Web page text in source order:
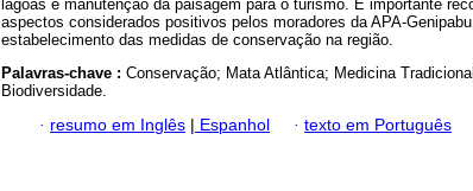
lagoas e manutenção da paisagem para o turismo. É importante
aspectos considerados positivos pelos moradores da APA-
estabelecimento das medidas de conservação na região.
Palavras-chave : Conservação; Mata Atlântica; Medicina
Biodiversidade.
· resumo em Inglês | Espanhol · texto em Português